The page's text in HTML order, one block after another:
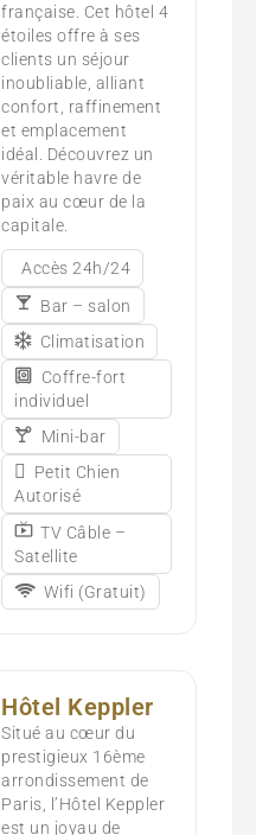
française. Cet hôtel 4
étoiles offre à ses
clients un séjour
inoubliable, alliant
confort, raffinement
et emplacement
idéal. Découvrez un
véritable havre de
paix au cœur de la
capitale.
Accès 24h/24
Bar – salon
Climatisation
Coffre-fort
individuel
Mini-bar
Petit Chien
Autorisé
TV Câble –
Satellite
Wifi (Gratuit)
Hôtel Keppler
Situé au cœur du
prestigieux 16ème
arrondissement de
Paris, l’Hôtel Keppler
est un joyau de